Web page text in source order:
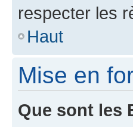
respecter les
Haut
Mise en
Que sont les